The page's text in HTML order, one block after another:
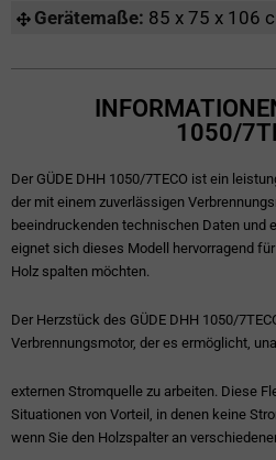
Gerätemaße: 85 x 75 x 106
1050/
Der GÜDE DHH 1050/7TECO ist ein
der mit einem zuverlässigen
beeindruckenden technischen Daten und
eignet sich dieses Modell hervorragend
Holz spalten möchten.
Der Herzstück des GÜDE DHH 1050/
Verbrennungsmotor, der es ermöglicht,
externen Stromquelle zu arbeiten. Diese
Situationen von Vorteil, in denen keine
wenn Sie den Holzspalter an